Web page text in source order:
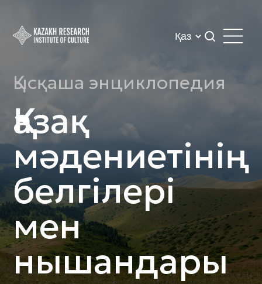
Қысқаша энциклопедия
Қазақ
мәдениетінің
белгілері
мен
нышандары